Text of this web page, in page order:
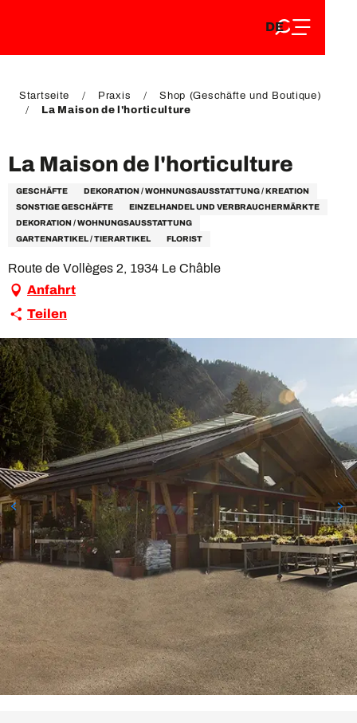
EN
DE
FR
Startseite Praxis
Shop (Geschäfte und Boutique)
La Maison de l'horticulture
La Maison de l'horticulture
GESCHÄFTE
DEKORATION / WOHNUNGSAUSSTATTUNG / KREATION
SONSTIGE GESCHÄFTE
EINZELHANDEL UND VERBRAUCHERMÄRKTE
DEKORATION / WOHNUNGSAUSSTATTUNG
GARTENARTIKEL / TIERARTIKEL
FLORIST
Route de Vollèges 2, 1934 Le Châble
Anfahrt
Teilen